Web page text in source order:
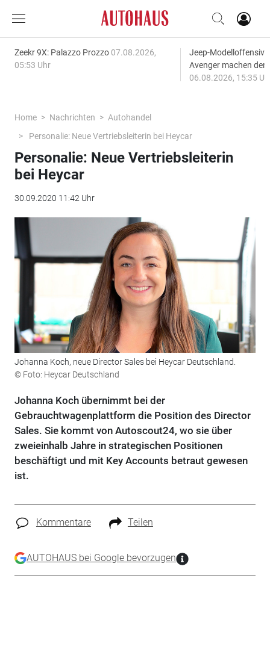
Zeekr 9X: Palazzo Prozzo 07.08.2026,
05:53 Uhr
Jeep-
Avenger machen
06.08.2026, 15:35
Home Nachrichten
Autohandel
Personalie: Neue Vertriebsleiterin bei Heycar
Personalie: Neue Vertriebsleiterin
bei Heycar
30.09.2020 11:42 Uhr
Johanna Koch, neue Director Sales bei Heycar Deutschland.
© Foto: Heycar Deutschland
Johanna Koch übernimmt bei der
Gebrauchtwagenplattform die Position des Director
Sales. Sie kommt von Autoscout24, wo sie über
zweieinhalb Jahre in strategischen Positionen
beschäftigt und mit Key Accounts betraut gewesen
ist.
Kommentare Teilen
AUTOHAUS bei Google bevorzugen